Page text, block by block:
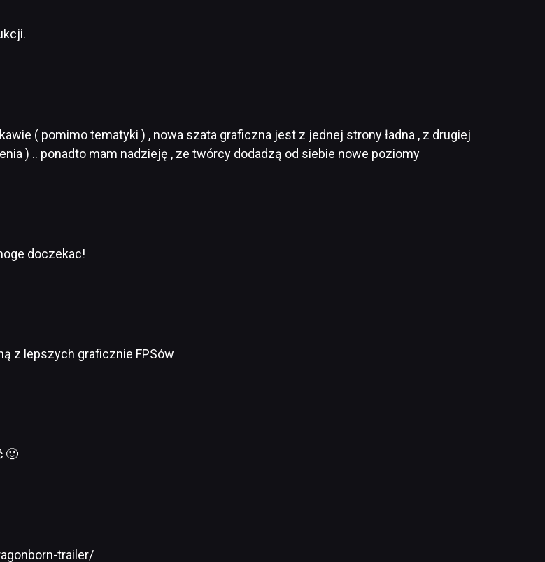
( pomimo tematyki ) , nowa szata graficzna jest z jednej strony ładna , z drugiej
) .. ponadto mam nadzieję , ze twórcy dodadzą od siebie nowe poziomy
doczekac!
z lepszych graficznie FPSów
🙂
trailer/